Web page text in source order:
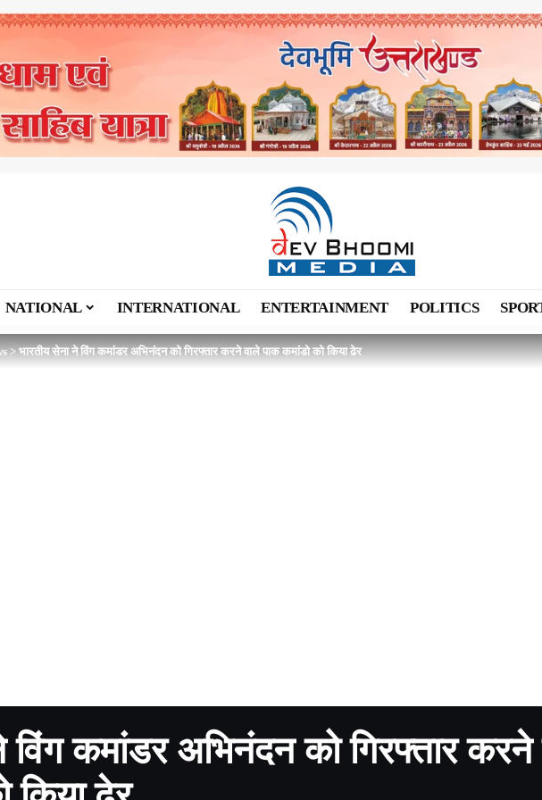
NATIONAL INTERNATIONAL ENTERTAINMENT POLITICS
>भारतीय सेना ने विंग कमांडर अभिनंदन को गिरफ्तार करने वाले पाक कमांडो को किया ढेर
विंग कमांडर अभिनंदन को गिरफ्तार करने